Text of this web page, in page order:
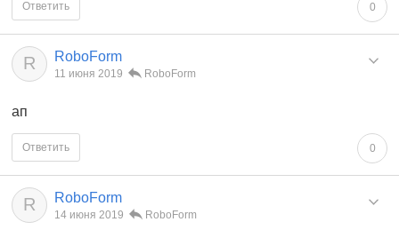
0
Ответить
R RoboForm
11 июня 2019 RoboForm
ап
0
Ответить
R RoboForm
14 июня 2019 RoboForm